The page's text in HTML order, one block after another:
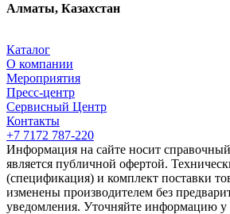
Алматы, Казахстан
Каталог
О компании
Мероприятия
Пресс-центр
Сервисный Центр
Контакты
+7 7172 787-220
Информация на сайте носит
является публичной офертой.
(спецификация) и комплект поставки
изменены производителем без
уведомления. Уточняйте информацию